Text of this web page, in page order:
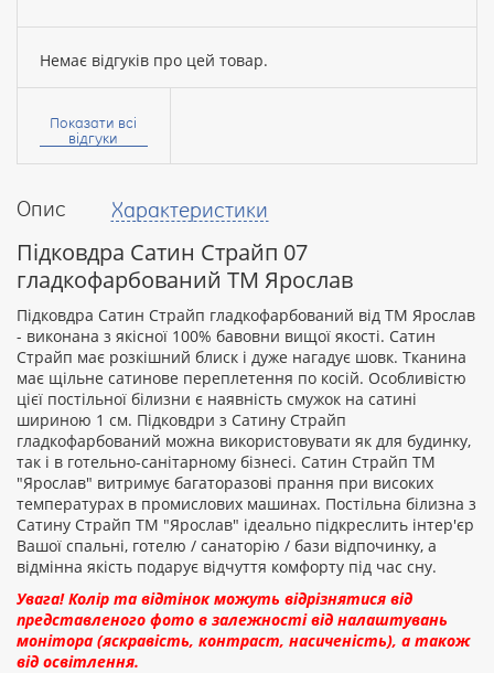
Опис Характеристики
Підковдра Сатин Страйп 07
гладкофарбований ТМ Ярослав
Підковдра Сатин Страйп гладкофарбований від ТМ Ярослав
- виконана з якісної 100% бавовни вищої якості. Сатин
Страйп має розкішний блиск і дуже нагадує шовк. Тканина
має щільне сатинове переплетення по косій. Особливістю
цієї постільної білизни є наявність смужок на сатині
шириною 1 см. Підковдри з Сатину Страйп
гладкофарбований можна використовувати як для будинку,
так і в готельно-санітарному бізнесі. Сатин Страйп ТМ
"Ярослав" витримує багаторазові прання при високих
температурах в промислових машинах. Постільна білизна з
Сатину Страйп ТМ "Ярослав" ідеально підкреслить інтер'єр
Вашої спальні, готелю / санаторію / бази відпочинку, а
відмінна якість подарує відчуття комфорту під час сну.
Увага! Колір та відтінок можуть відрізнятися від
представленого фото в залежності від налаштувань
монітора (яскравість, контраст, насиченість), а також
від освітлення.
Немає відгуків про цей товар.
Ваше
Ваш
Рейтинг:
ПРОДОВЖИТИ
Показати всі
відгуки